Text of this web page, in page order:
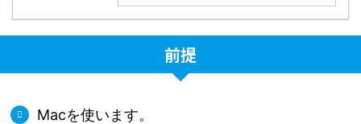
前提
Macを使います。